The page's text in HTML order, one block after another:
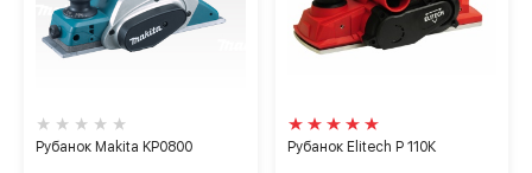
Рубанок Makita KP0800 Рубанок Elitech Р 110К